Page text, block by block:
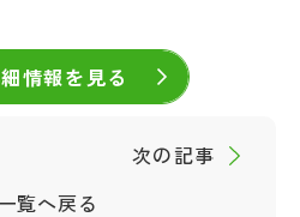
情報を見る
一覧へ戻る
次の記事